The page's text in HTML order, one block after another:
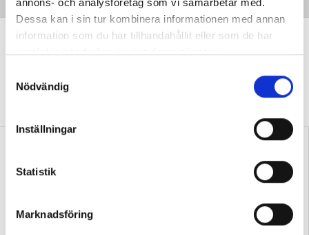
Dessa kan i sin tur kombinera informationen med annan
information som du har tillhandahållit eller som de har
samlat in när du har använt deras tjänster.
Nödvändig
Inställningar
Statistik
Marknadsföring
”Vi lovar behöriga lärare i varje
klassrum”
Inga fler obehöriga lärare.
”Hur skolan fungerar blir